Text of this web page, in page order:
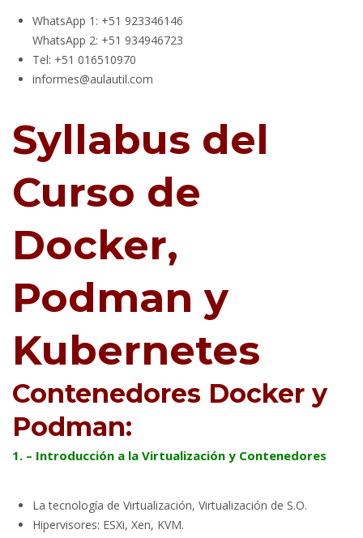
WhatsApp 1: +51 923346146
WhatsApp 2: +51 934946723
Tel: +51 016510970
informes@aulautil.com
Syllabus del
Curso de
Docker,
Podman y
Kubernetes
Contenedores Docker y
Podman:
1. – Introducción a la Virtualización y Contenedores
La tecnología de Virtualización, Virtualización de S.O.
Hipervisores: ESXi, Xen, KVM.